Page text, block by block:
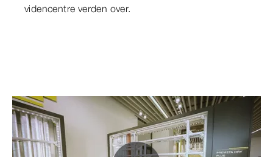
videncentre verden over.